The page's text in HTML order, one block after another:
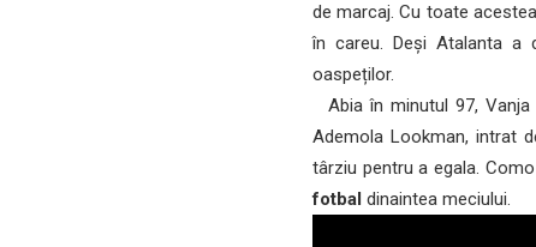
de marcaj. Cu toate
în careu. Deși Atalanta a
oaspeților.
Abia în minutul 97,
Ademola Lookman, intrat
târziu pentru a egala.
fotbal dinaintea meciului.